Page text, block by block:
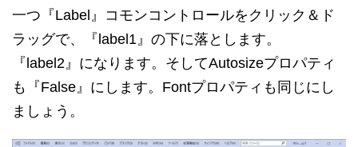
一つ『Label』コモンコントロールをクリック＆ド
ラッグで、『label1』の下に落とします。
『label2』になります。そしてAutosizeプロパティ
も『False』にします。Fontプロパティも同じにし
ましょう。